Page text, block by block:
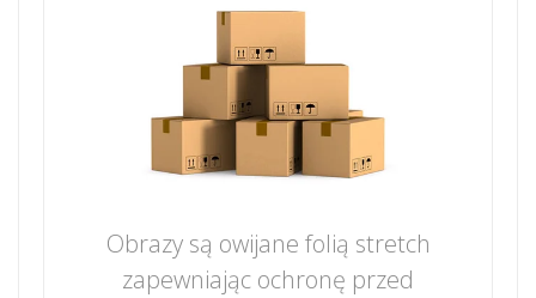
Obrazy są owijane folią stretch
zapewniając ochronę przed